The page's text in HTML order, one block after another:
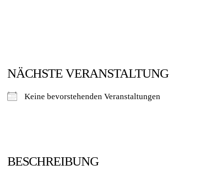
NÄCHSTE VERANSTALTUNG
Keine bevorstehenden Veranstaltungen
BESCHREIBUNG